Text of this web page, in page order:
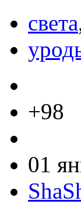
света
+98
01